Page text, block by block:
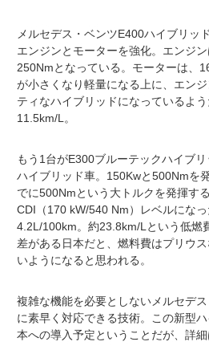
メルセデス・ベンツE400ハイブリッ
エンジンとモーターを強化。エンジ
250Nmとなっている。モーターは、
が小さくなり軽量になる上に、エン
ティなハイブリッドになっているよ
11.5km/L。
もう1台がE300ブルーテックハイブ
ハイブリッド車。150Kwと500Nmを
でに500Nmという大トルクを発揮す
CDI（170 kW/540 Nm）レベルにな
4.2L/100km。約23.8km/Lという低燃
差がある日本だと、燃料費はプリウ
いようになると思われる。
複雑な機能を必要としないメルセデ
に素早く対応できる技術。この新型
本への導入予定ということだが、詳細